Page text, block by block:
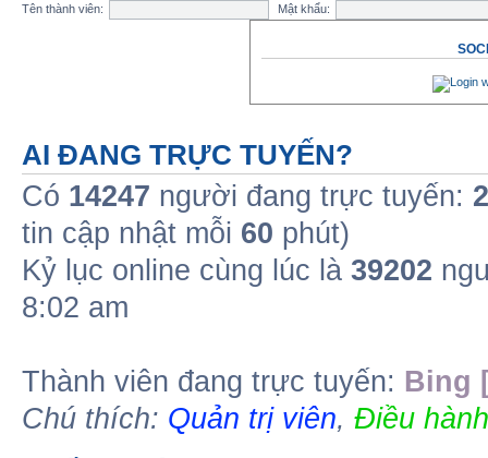
Tên thành viên:
Mật khẩu:
AI ĐANG TRỰC TUYẾN?
Có 14247 người đang trực tuyến: 2
tin cập nhật mỗi 60 phút)
Kỷ lục online cùng lúc là 39202
8:02 am
Thành viên đang trực tuyến: Bing
Chú thích: Quản trị viên, Điều